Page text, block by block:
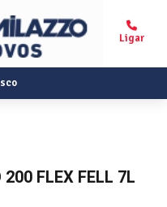
FLEX FELL 7L